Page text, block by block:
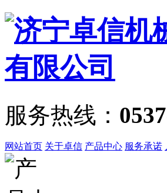
服务热线：
网站首页 关于卓信 产品中心 服务承诺